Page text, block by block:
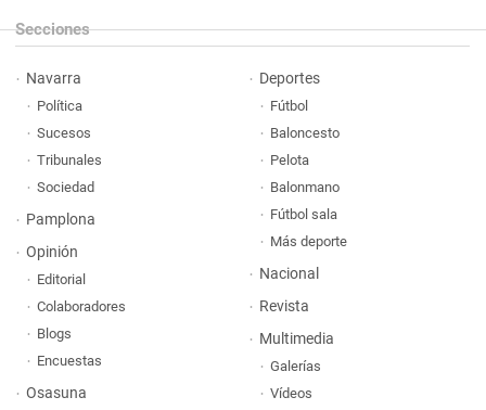
Secciones
Navarra
Política
Sucesos
Tribunales
Sociedad
Pamplona
Opinión
Editorial
Colaboradores
Blogs
Encuestas
Osasuna
Deportes
Fútbol
Baloncesto
Pelota
Balonmano
Fútbol sala
Más deporte
Nacional
Revista
Multimedia
Galerías
Vídeos